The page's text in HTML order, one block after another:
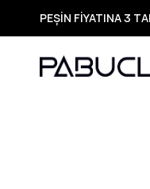
TÜM ÜRÜNLERDE
Yeni Sezon
Seçili Ürünlerde